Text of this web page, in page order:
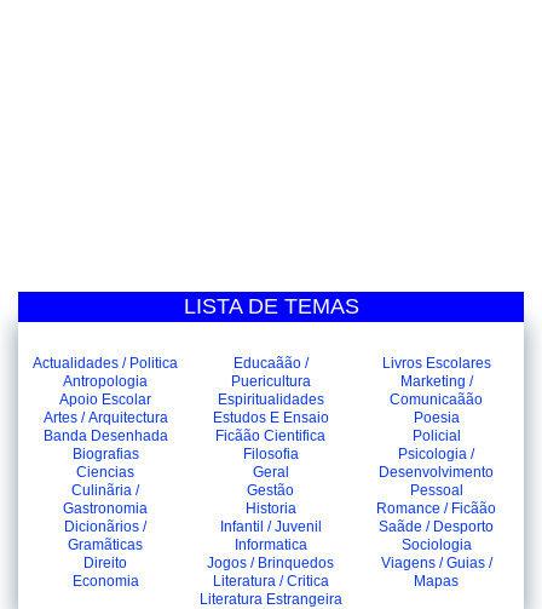
LISTA DE TEMAS
Actualidades / Politica
Antropologia
Apoio Escolar
Artes / Arquitectura
Banda Desenhada
Biografias
Ciencias
Culinãria /
Gastronomia
Dicionãrios /
Gramãticas
Direito
Economia
Educaãão /
Puericultura
Espiritualidades
Estudos E Ensaio
Ficãão Cientifica
Filosofia
Geral
Gestão
Historia
Infantil / Juvenil
Informatica
Jogos / Brinquedos
Literatura / Critica
Literatura Estrangeira
Livros Escolares
Marketing /
Comunicaãão
Poesia
Policial
Psicologia /
Desenvolvimento
Pessoal
Romance / Ficãão
Saãde / Desporto
Sociologia
Viagens / Guias /
Mapas